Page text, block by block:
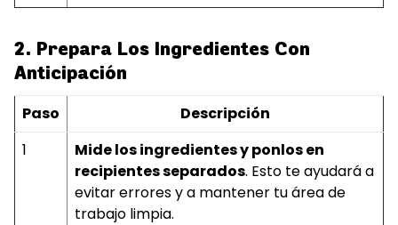
2. Prepara Los Ingredientes Con
Anticipación
Paso
Descripción
1
Mide los ingredientes y ponlos en
recipientes separados. Esto te ayudará a
evitar errores y a mantener tu área de
trabajo limpia.